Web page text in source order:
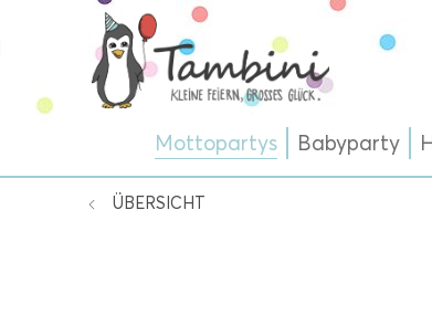
Mottopartys Babyparty
ÜBERSICHT